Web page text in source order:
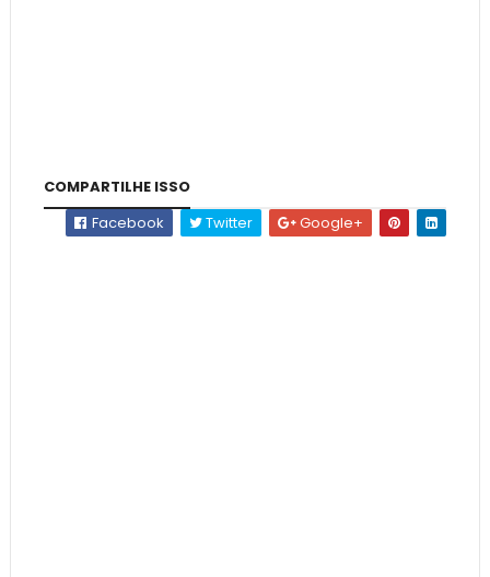
COMPARTILHE ISSO
Facebook
Twitter Google+